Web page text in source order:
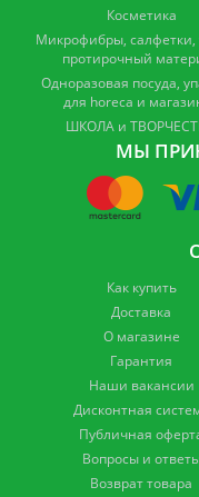
Косметика
Микрофибры, салфетки,
протирочный
Одноразовая посуда,
для horeca и
ШКОЛА и
МЫ
Как купить
Доставка
О магазине
Гарантия
Наши вакансии
Дисконтная
Публичная
Вопросы и
Возврат товара